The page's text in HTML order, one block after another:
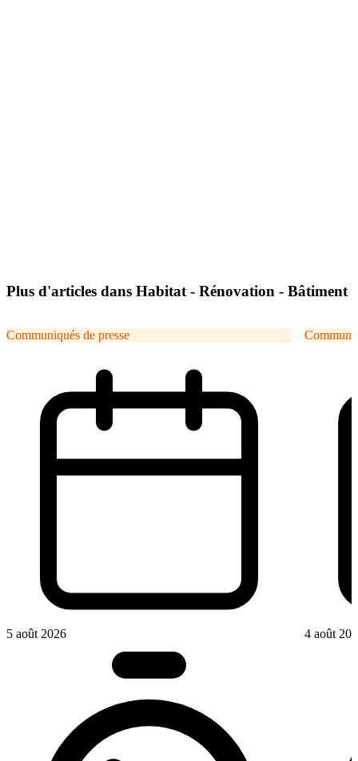
Plus d'articles dans Habitat - Rénovation - Bâtiment
Communiqués de presse
5 août 2026 4 août